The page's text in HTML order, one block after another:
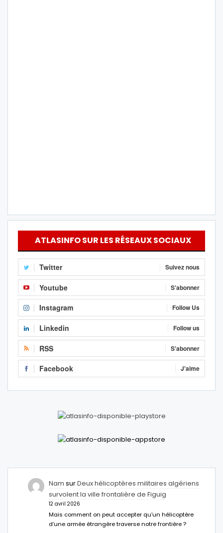
ATLASINFO SUR LES RÉSEAUX SOCIAUX
Twitter Suivez nous
Youtube S'abonner
Instagram Follow Us
Linkedin Follow us
RSS S'abonner
Facebook J'aime
Nam surDeux hélicoptères militaires algériens
survolent la ville frontalière de Figuig
12 avril 2026
Mais comment on peut accepter qu’un hélicoptère
d’une armée étrangère traverse notre frontière ?